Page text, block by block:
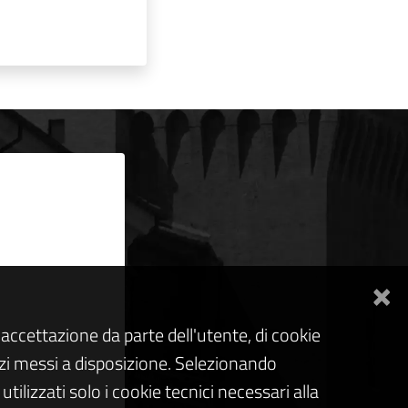
×
da parte dell'utente, di cookie
a disposizione. Selezionando
solo i cookie tecnici necessari alla